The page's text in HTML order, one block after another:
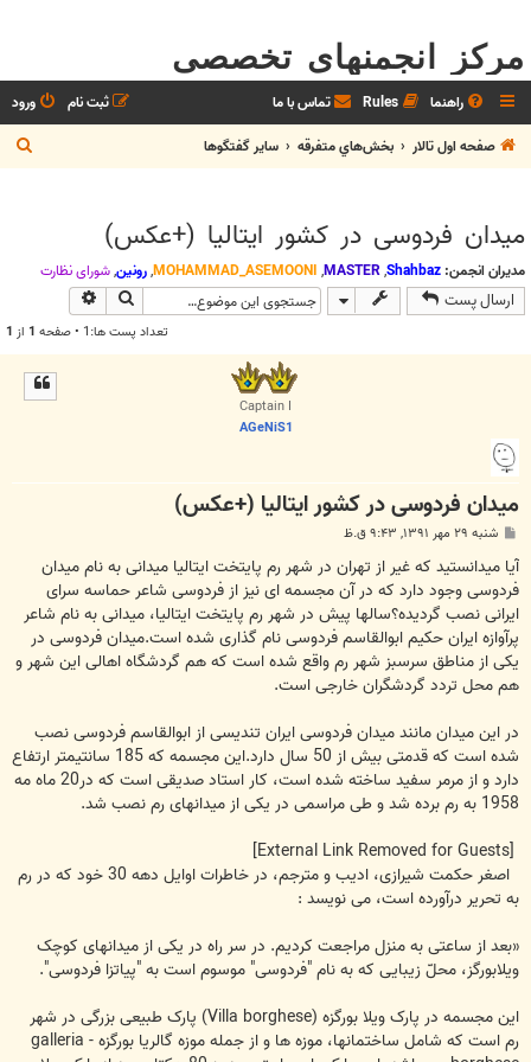
مرکز انجمنهای تخصصی
راهنما Rules تماس با ما ورود
ثبت نام
صفحه اول تالار
بخش‌‌هاي متفرقه ساير گفتگوها
س
میدان فردوسی در کشور ایتالیا (+عکس)
مدیران انجمن: Shahbaz
,
MASTER
,
MOHAMMAD_ASEMOONI
,رونین,شوراي نظارت
ارسال پست جستجو
تعداد پست ها:1 • صفحه 1 از 1
Captain I
AGeNiS1
میدان فردوسی در کشور ایتالیا (+عکس)
ت
شنبه ۲۹ مهر ۱۳۹۱, ۹:۴۳ ق.ظ
آیا میدانستید که غیر از تهران در شهر رم پایتخت ایتالیا میدانی به نام میدان
فردوسی وجود دارد که در آن مجسمه ای نیز از فردوسی شاعر حماسه سرای
ایرانی نصب گردیده؟سالها پیش در شهر رم پایتخت ایتالیا، میدانی به نام شاعر
پرآوازه ایران حکیم ابوالقاسم فردوسی نام گذاری شده است.میدان فردوسی در
یکی از مناطق سرسبز شهر رم واقع شده است که هم گردشگاه اهالی این شهر و
هم محل تردد گردشگران خارجی است.
در این میدان مانند میدان فردوسی ایران تندیسی از ابوالقاسم فردوسی نصب
شده است که قدمتی بیش از 50 سال دارد.این مجسمه که 185 سانتیمتر ارتفاع
دارد و از مرمر سفید ساخته شده است، کار استاد صدیقی است که در20 ماه مه
1958 به رم برده شد و طی مراسمی در یکی از میدانهای رم نصب شد.
[External Link Removed for Guests]
اصغر حکمت شیرازی، ادیب و مترجم، در خاطرات اوایل دهه 30 خود که در رم
به تحریر درآورده است، می نویسد :
«بعد از ساعتی به منزل مراجعت کردیم. در سر راه در یکی از میدانهای کوچک
ویلابورگز، محلّ زیبایی که به نام "فردوسی" موسوم است به "پیاتزا فردوسی".
این مجسمه در پارک ویلا بورگزه (Villa borghese) پارک طبیعی بزرگی در شهر
رم است که شامل ساختمانها، موزه ها و از جمله موزه گالریا بورگزه - galleria